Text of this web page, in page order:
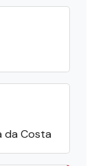
da Costa